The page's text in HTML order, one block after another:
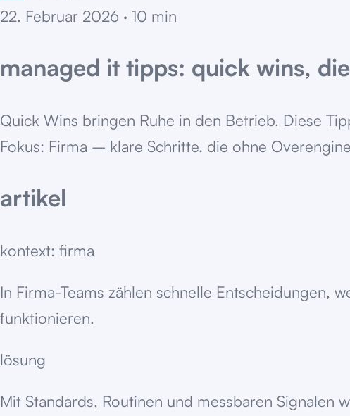
22. Februar 2026 · 10 min
managed it tipps: quick wins,
Quick Wins bringen Ruhe in den Betrieb. Diese
Fokus: Firma – klare Schritte, die ohne
artikel
kontext: firma
In Firma-Teams zählen schnelle Entscheidungen,
funktionieren.
lösung
Mit Standards, Routinen und messbaren Signalen